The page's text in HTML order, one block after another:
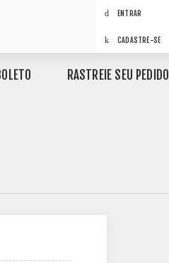
ENTRAR
CADASTRE-SE
RASTREIE SEU PEDIDO